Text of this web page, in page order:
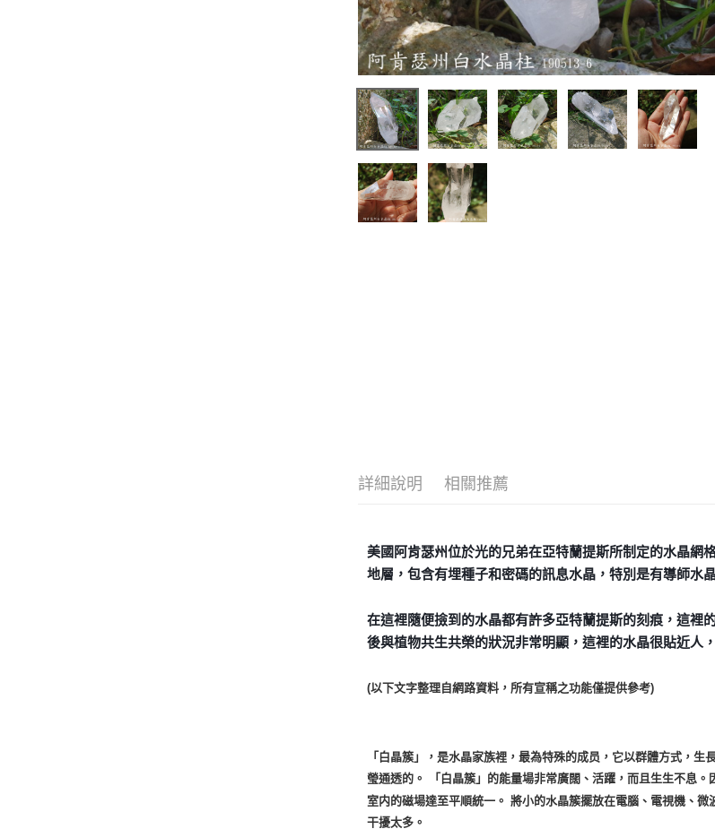
詳細說明 相關推薦
美國阿肯瑟州位於光的兄弟在亞特蘭提斯所制定的水晶網
地層，包含有埋種子和密碼的訊息水晶，特別是有導師水
在這裡隨便撿到的水晶都有許多亞特蘭提斯的刻痕，這裡
後與植物共生共榮的狀況非常明顯，這裡的水晶很貼近人
(以下文字整理自網路資料，所有宣稱之功能僅提供參考)
「白晶簇」，是水晶家族裡，最為特殊的成员，它以群體方式，
瑩通透的。 「白晶簇」的能量場非常廣闊、活躍，而且生生不息
室内的磁場達至平順統一。 將小的水晶簇擺放在電腦、電視機、
干擾太多。